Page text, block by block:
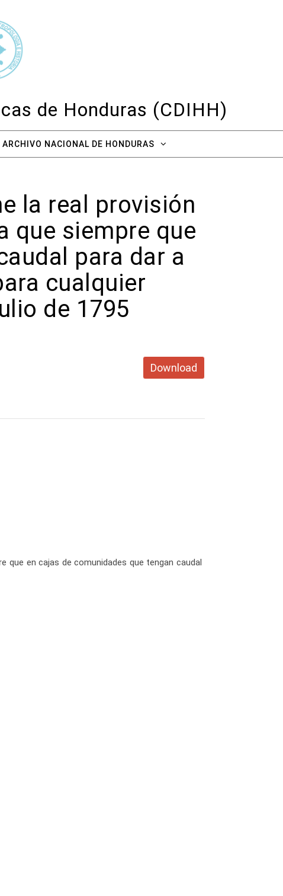
de Honduras (CDIHH)
ARCHIVO NACIONAL DE HONDURAS
la real provisión
que siempre que
para dar a
cualquier
de 1795
Download
que en cajas de comunidades que tengan caudal